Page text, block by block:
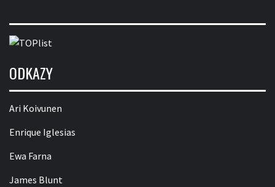
ODKAZY
Ari Koivunen
Enrique Iglesias
Ewa Farna
James Blunt